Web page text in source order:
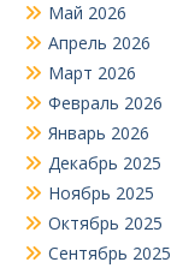
Май 2026
Апрель 2026
Март 2026
Февраль 2026
Январь 2026
Декабрь 2025
Ноябрь 2025
Октябрь 2025
Сентябрь 2025